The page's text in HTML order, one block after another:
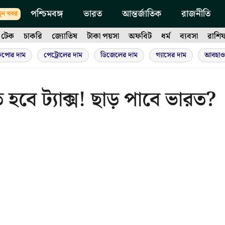
খবর পশ্চিমবঙ্গ ভারত আন্তর্জাতিক রাজনীতি
টেক চাকরি জ্যোতিষ টাকা পয়সা অফবিট ধর্ম ব্যবসা
দাম পেট্রোলের দাম ডিজেলের দাম গ্যাসের দাম
ট্যাক্স! ছাড় পাবে ভারত?